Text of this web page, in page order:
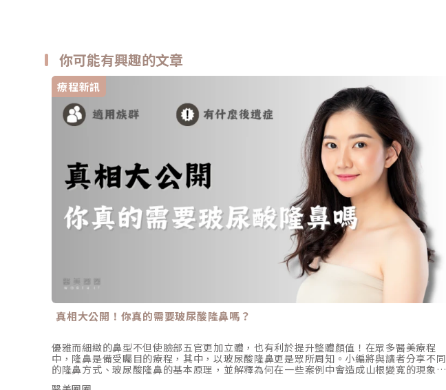
你可能有興趣的文章
療程新訊
真相大公開！你真的需要玻尿酸隆鼻嗎？
優雅而細緻的鼻型不但使臉部五官更加立體，也有利於提升整體顏值！在眾多醫美療程
中，隆鼻是備受矚目的療程，其中，以玻尿酸隆鼻更是眾所周知。小編將與讀者分享不同
的隆鼻方式、玻尿酸隆鼻的基本原理，並解釋為何在一些案例中會造成山根變寬的現象。